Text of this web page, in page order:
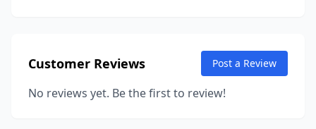
Customer Reviews Post a Review
No reviews yet. Be the first to review!